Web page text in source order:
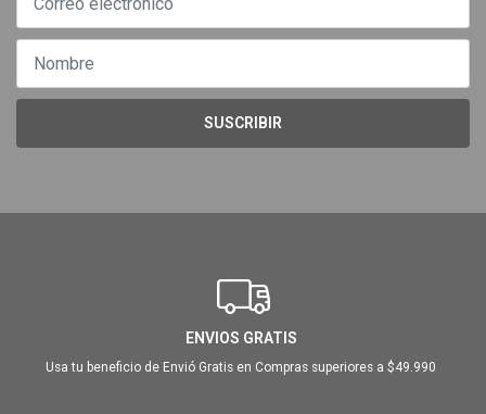
SUSCRIBIR
ENVIOS GRATIS
Usa tu beneficio de Envió Gratis en Compras superiores a $49.990